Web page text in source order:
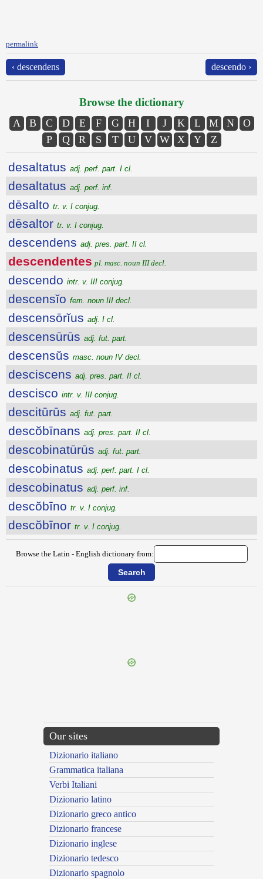
permalink
‹ descendens descendo ›
Browse the dictionary
A B C D E F G H I J K L M N
O
P
Q R S T U V W X Y Z
desaltatus adj. perf. part. I cl.
desaltatus adj. perf. inf.
dēsalto tr. v. I conjug.
dēsaltor tr. v. I conjug.
descendens adj. pres. part. II cl.
descendentes pl. masc. noun III decl.
descendo intr. v. III conjug.
descensĭo fem. noun III decl.
descensōrĭus adj. I cl.
descensūrūs adj. fut. part.
descensŭs masc. noun IV decl.
desciscens adj. pres. part. II cl.
descisco intr. v. III conjug.
descitūrūs adj. fut. part.
descŏbīnans adj. pres. part. II cl.
descobinatūrūs adj. fut. part.
descobinatus adj. perf. part. I cl.
descobinatus adj. perf. inf.
descŏbīno tr. v. I conjug.
descŏbīnor tr. v. I conjug.
Browse the Latin - English dictionary from:
Our sites
Dizionario italiano
Grammatica italiana
Verbi Italiani
Dizionario latino
Dizionario greco antico
Dizionario francese
Dizionario inglese
Dizionario tedesco
Dizionario spagnolo